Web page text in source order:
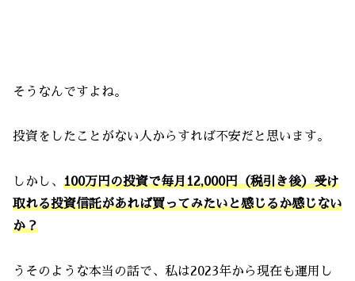
そうなんですよね。
投資をしたことがない人からすれば不安だと思います。
しかし、 100万円の投資で毎月12,000円（税引き後）受け
取れる投資信託があれば買ってみたいと感じるか感じない
か？
うそのような本当の話で、私は2023年から現在も運用し